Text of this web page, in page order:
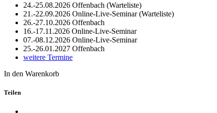
24.-25.08.2026 Offenbach (Warteliste)
21.-22.09.2026 Online-Live-Seminar (Warteliste)
26.-27.10.2026 Offenbach
16.-17.11.2026 Online-Live-Seminar
07.-08.12.2026 Online-Live-Seminar
25.-26.01.2027 Offenbach
weitere Termine
In den Warenkorb
Teilen